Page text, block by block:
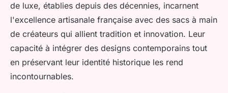
de luxe, établies depuis des décennies, incarnent
l'excellence artisanale française avec des sacs à main
de créateurs qui allient tradition et innovation. Leur
capacité à intégrer des designs contemporains tout
en préservant leur identité historique les rend
incontournables.